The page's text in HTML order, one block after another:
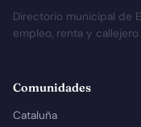
Directorio municipal de
empleo, renta y
Comunidades
Cataluña